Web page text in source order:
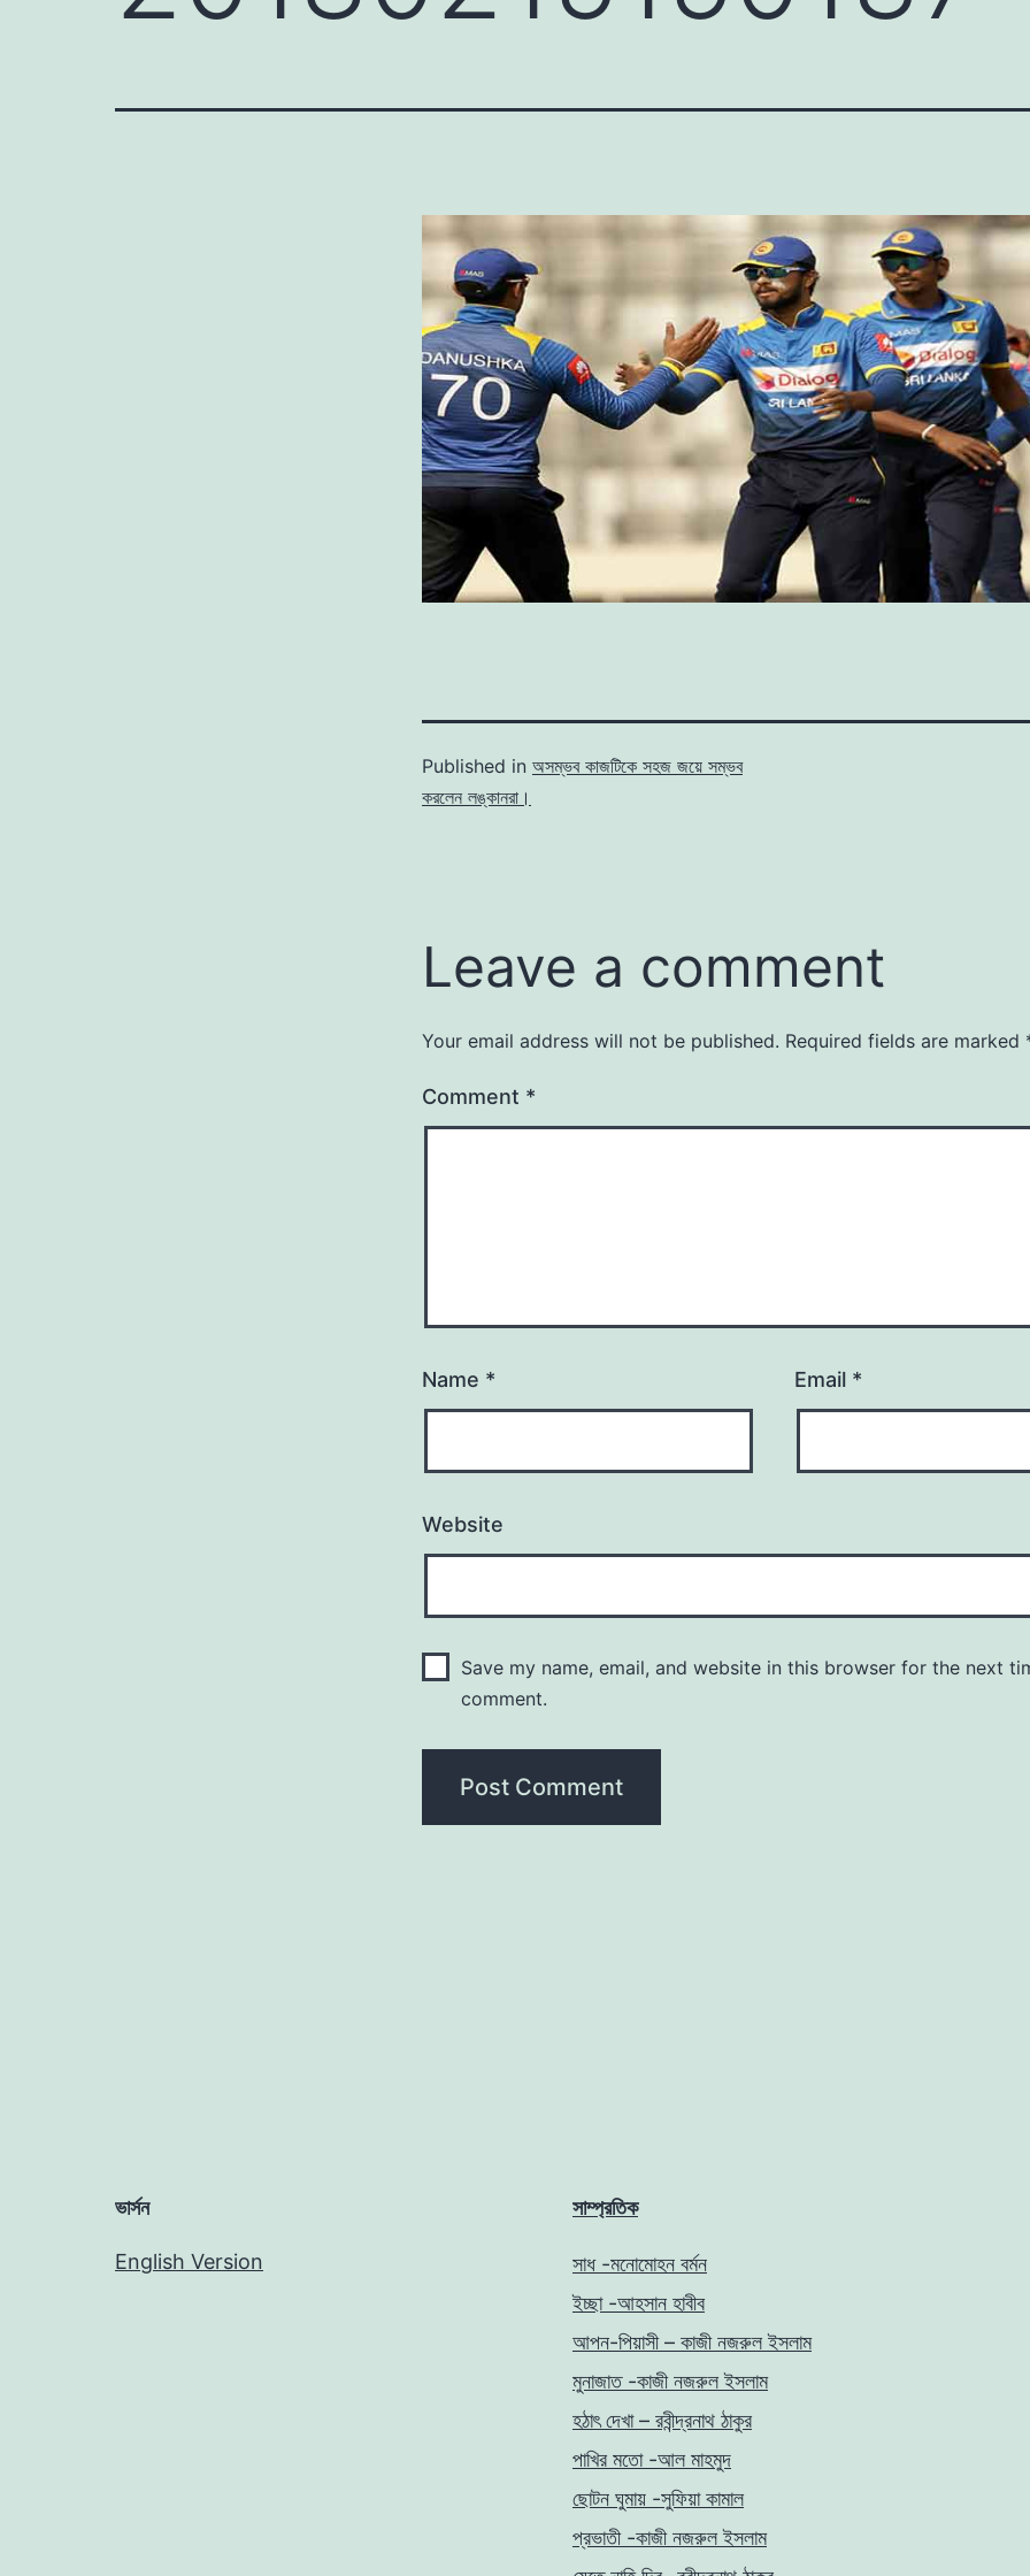
Published in অসম্ভব কাজটিকে সহজ জয়ে সম্ভব
করলেন লঙ্কানরা।
Leave a comment
Your email address will not be published. Required fields are marked
Comment *
Name * Email *
Website
Save my name, email, and website in this browser for the next
comment.
ভার্সন
English Version
সাম্প্রতিক
সাধ -মনোমোহন বর্মন
ইচ্ছা -আহসান হাবীব
আপন-পিয়াসী – কাজী নজরুল ইসলাম
মুনাজাত -কাজী নজরুল ইসলাম
হঠাৎ দেখা – রবীন্দ্রনাথ ঠাকুর
পাখির মতো -আল মাহমুদ
ছোটন ঘুমায় -সুফিয়া কামাল
প্রভাতী -কাজী নজরুল ইসলাম